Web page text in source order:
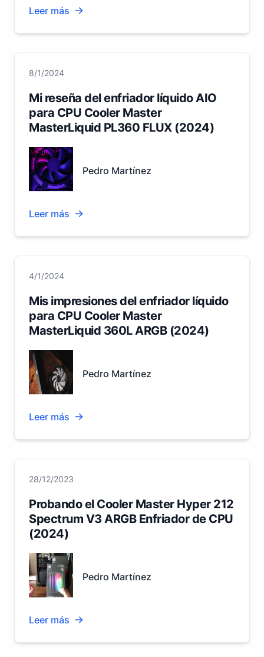
Leer más
8/1/2024
Mi reseña del enfriador líquido AIO
para CPU Cooler Master
MasterLiquid PL360 FLUX (2024)
Pedro Martínez
Leer más
4/1/2024
Mis impresiones del enfriador líquido
para CPU Cooler Master
MasterLiquid 360L ARGB (2024)
Pedro Martínez
Leer más
28/12/2023
Probando el Cooler Master Hyper 212
Spectrum V3 ARGB Enfriador de CPU
(2024)
Pedro Martínez
Leer más